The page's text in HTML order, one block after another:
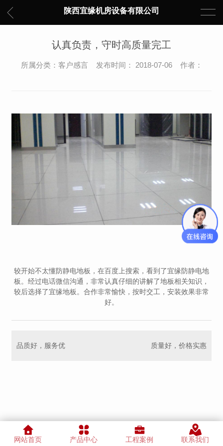
陕西宜缘机房设备有限公司
认真负责，守时高质量完工
所属分类：客户感言 发布时间： 2018-07-06 作者：
较开始不太懂防静电地板，在百度上搜索，看到了宜缘防静电地
板。经过电话微信沟通，非常认真仔细的讲解了地板相关知识，
较后选择了宜缘地板。合作非常愉快，按时交工，安装效果非常
好。
品质好，服务优 质量好，价格实惠
网站首页 产品中心 工程案例 联系我们